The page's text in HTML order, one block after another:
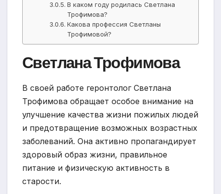
В каком году родилась Светлана
Трофимова?
Какова профессия Светланы
Трофимовой?
Светлана Трофимова
В своей работе геронтолог Светлана
Трофимова обращает особое внимание на
улучшение качества жизни пожилых людей
и предотвращение возможных возрастных
заболеваний. Она активно пропагандирует
здоровый образ жизни, правильное
питание и физическую активность в
старости.